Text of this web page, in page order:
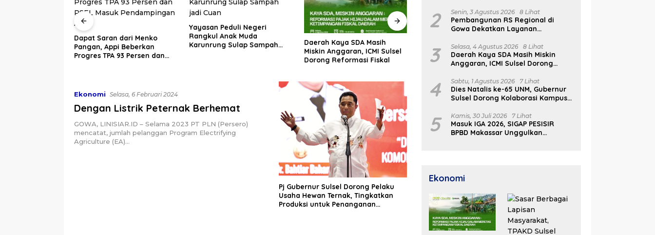
Yayasan Peduli Negeri
Rangkul Anak Muda
Karunrung Sulap Sampah
jadi Cuan
Daerah Kaya SDA Masih
Miskin Anggaran, ICMI Sulsel
Inspiratif! Ketua RT di
Makassar Berhasil Bangun
Budaya Pilah dan Olah
Sampah dari Rumah
Munafri Tawarkan Makassar
Indonesia Timur di Forum
APINDO 2026
Teknik Operasi ETOS untuk
Penanganan Tumor Otak
Sesuai Indikasi Medis
Ekonomi Selasa, 6 Februari 2024
Dengan Listrik Peternak Berhemat
GOWA, LINISIAR.ID – Selama 2023 PT PLN (Persero)
mencatat, jumlah pelanggan Program Electrifying
Agriculture (EA)…
Pj Gubernur Sulsel Dorong Pelaku
Usaha Hewan Ternak, Tingkatkan
Produksi untuk Penanganan
Indikasi Medis
2 Senin, 3 Agustus 2026 8 Lihat
Pembangunan RS Regional di
Gowa Dekatkan Layanan
3 Selasa, 4 Agustus 2026 8 Lihat
Daerah Kaya SDA Masih Miskin
Anggaran, ICMI Sulsel Dorong
4 Sabtu, 1 Agustus 2026 7 Lihat
Dies Natalis ke-65 UNM, Gubernur
Sulsel Dorong Kolaborasi Kampus
Unggul
5 Kamis, 30 Juli 2026 7 Lihat
Masuk IGA 2026, SIGAP PESISIR
BPBD Makassar Unggulkan
Ekonomi